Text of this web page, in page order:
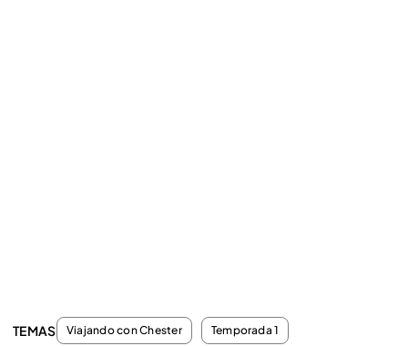
TEMAS Viajando con Chester Temporada 1